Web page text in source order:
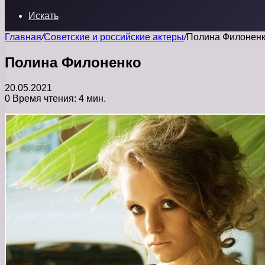
Искать
Главная/Советские и российские актеры/Полина
Полина Филоненко
20.05.2021
0 Время чтения: 4 мин.